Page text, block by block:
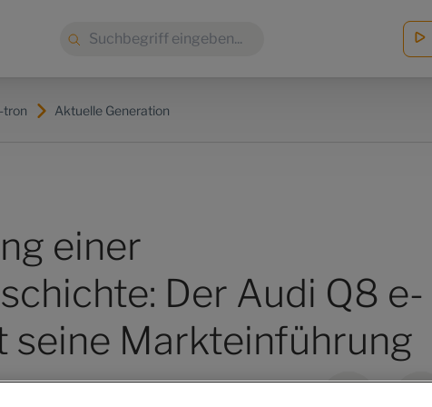
tron Aktuelle Generation
Suche:
einer
Der Audi Q8 e-
seine Markteinführung